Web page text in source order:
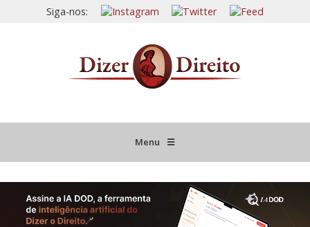
Siga-nos:
Menu ☰
JURISPRUDÊNCIA COMENTADA